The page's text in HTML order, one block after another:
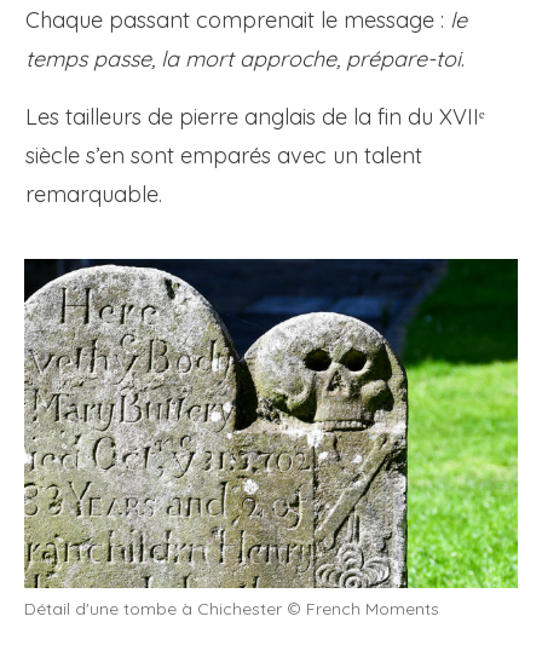
Chaque passant comprenait le message : le
temps passe, la mort approche, prépare-toi.
Les tailleurs de pierre anglais de la fin du XVIIᵉ
siècle s’en sont emparés avec un talent
remarquable.
Détail d'une tombe à Chichester © French Moments